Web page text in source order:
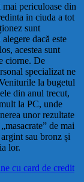
mai periculoase din
in ciuda a tot
sunt
dacă este
acestea sunt
ciorne. De
specializat ne
la bugetul
din anul trecut,
la PC, unde
unor rezultate
de mai
sau bronz și
lor.
cu card de credit